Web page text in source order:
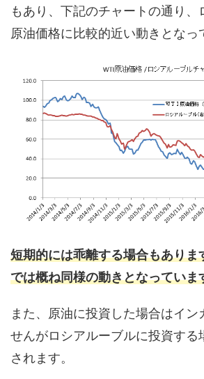
もあり、下記のチャートの通り、
原油価格に比較的近い動きとなっ
短期的には乖離する場合もありま
では概ね同様の動きとなっていま
また、原油に投資した場合はイン
せんがロシアルーブルに投資する
されます。